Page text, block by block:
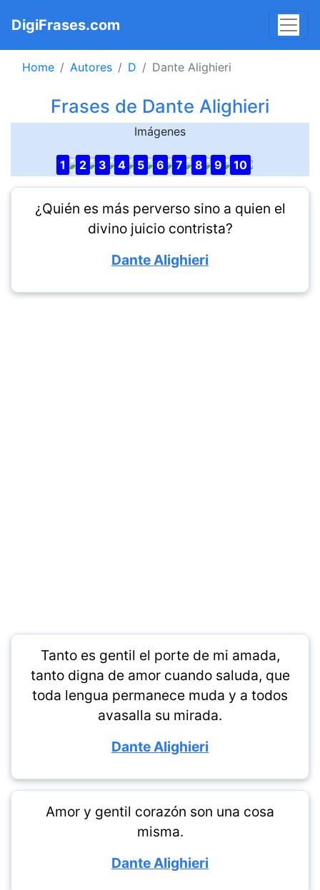
DigiFrases.com
Home Autores D Dante Alighieri
Frases de Dante Alighieri
Imágenes
1 2 3 4 5 6 7 8 9 10
¿Quién es más perverso sino a quien el
divino juicio contrista?
Dante Alighieri
Tanto es gentil el porte de mi amada,
tanto digna de amor cuando saluda, que
toda lengua permanece muda y a todos
avasalla su mirada.
Dante Alighieri
Amor y gentil corazón son una cosa
misma.
Dante Alighieri